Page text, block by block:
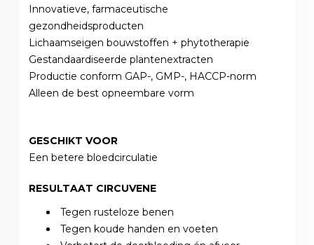
Innovatieve, farmaceutische
gezondheidsproducten
Lichaamseigen bouwstoffen + phytotherapie
Gestandaardiseerde plantenextracten
Productie conform GAP-, GMP-, HACCP-norm
Alleen de best opneembare vorm
GESCHIKT VOOR
Een betere bloedcirculatie
RESULTAAT CIRCUVENE
Tegen rusteloze benen
Tegen koude handen en voeten